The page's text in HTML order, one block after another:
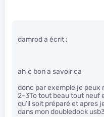
damrod a écrit :
ah c bon a savoir ca
donc par exemple je peux
2-3To tout beau tout neuf
qu’il soit préparé et apres
dans mon doubledock